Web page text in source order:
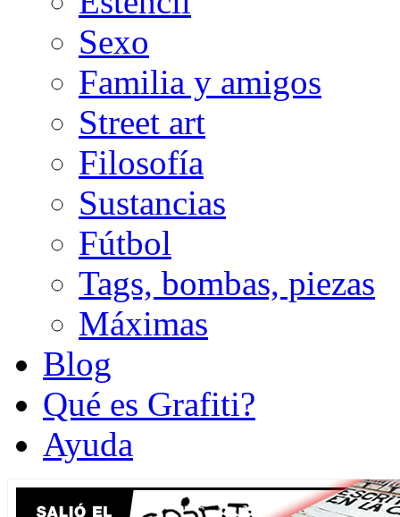
Sexo
Familia y amigos
Street art
Filosofía
Sustancias
Fútbol
Tags, bombas, piezas
Máximas
Blog
Qué es Grafiti?
Ayuda